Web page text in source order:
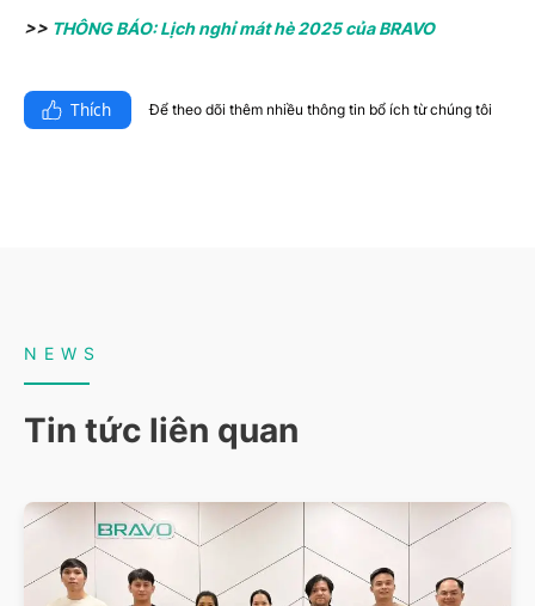
>> THÔNG BÁO: Lịch nghỉ mát hè 2025 của BRAVO
Thích Để theo dõi thêm nhiều thông tin bổ ích từ chúng tôi​
NEWS
Tin tức liên quan